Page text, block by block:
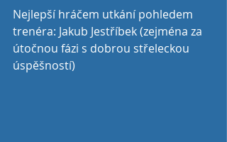
Nejlepší hráčem utkání pohledem
trenéra: Jakub Jestříbek (zejména za
útočnou fázi s dobrou střeleckou
úspěšností)